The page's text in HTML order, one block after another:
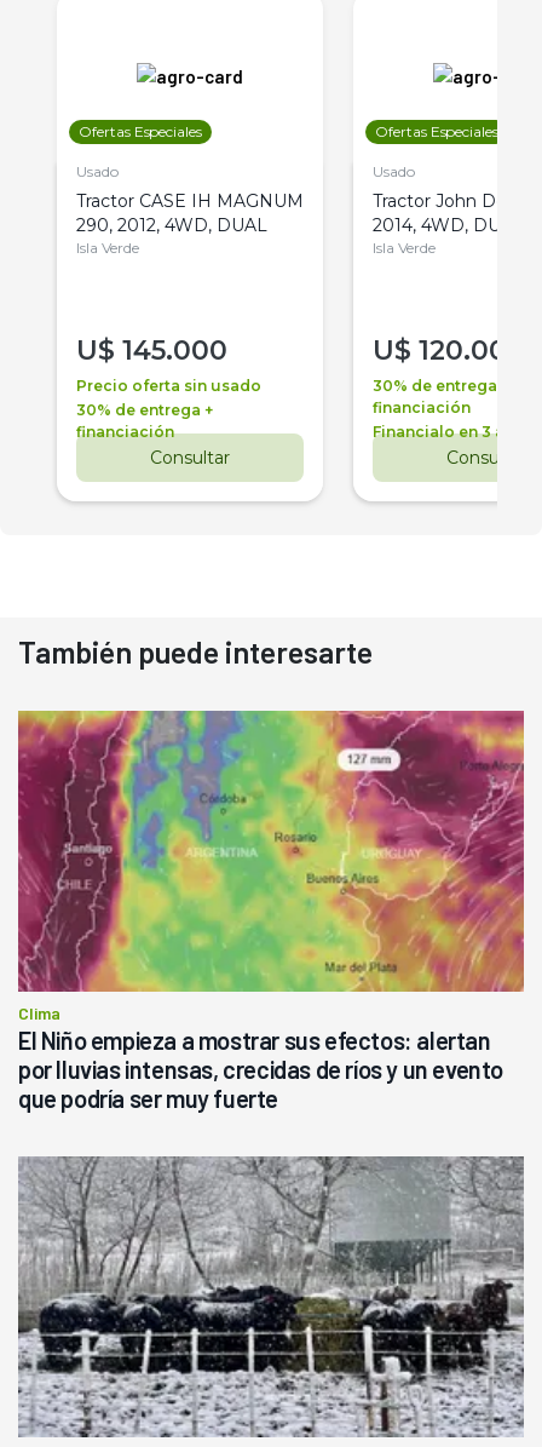
Ofertas Especiales
Usado
Tractor CASE IH MAGNUM
290, 2012, 4WD, DUAL
Isla Verde
U$ 145.000
Precio oferta sin usado
30% de entrega +
financiación
Consultar
Ofertas Especiales
Usado
Tractor John Deere
2014, 4WD, DUAL
Isla Verde
U$ 120.000
30% de entrega +
financiación
Financialo en 3 años
Consultar
También puede interesarte
Clima
El Niño empieza a mostrar sus efectos: alertan
por lluvias intensas, crecidas de ríos y un evento
que podría ser muy fuerte